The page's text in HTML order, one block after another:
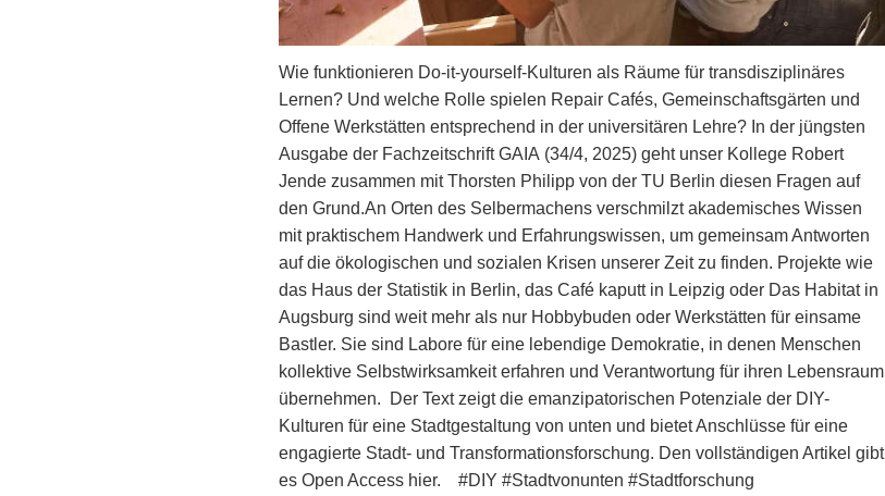
Wie funktionieren Do-it-yourself-Kulturen als Räume für transdisziplinäres
Lernen? Und welche Rolle spielen Repair Cafés, Gemeinschaftsgärten und
Offene Werkstätten entsprechend in der universitären Lehre? In der jüngsten
Ausgabe der Fachzeitschrift GAIA (34/4, 2025) geht unser Kollege Robert
Jende zusammen mit Thorsten Philipp von der TU Berlin diesen Fragen auf
den Grund.An Orten des Selbermachens verschmilzt akademisches Wissen
mit praktischem Handwerk und Erfahrungswissen, um gemeinsam Antworten
auf die ökologischen und sozialen Krisen unserer Zeit zu finden. Projekte wie
das Haus der Statistik in Berlin, das Café kaputt in Leipzig oder Das Habitat in
Augsburg sind weit mehr als nur Hobbybuden oder Werkstätten für einsame
Bastler. Sie sind Labore für eine lebendige Demokratie, in denen Menschen
kollektive Selbstwirksamkeit erfahren und Verantwortung für ihren Lebensraum
übernehmen. Der Text zeigt die emanzipatorischen Potenziale der DIY-
Kulturen für eine Stadtgestaltung von unten und bietet Anschlüsse für eine
engagierte Stadt- und Transformationsforschung. Den vollständigen Artikel gibt
es Open Access hier. #DIY #Stadtvonunten #Stadtforschung